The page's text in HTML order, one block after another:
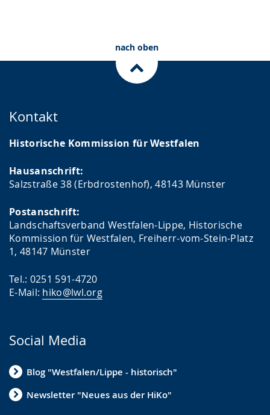
nach oben
Kontakt
Historische Kommission für Westfalen
Hausanschrift:
Salzstraße 38 (Erbdrostenhof), 48143 Münster
Postanschrift:
Landschaftsverband Westfalen-Lippe, Historische
Kommission für Westfalen, Freiherr-vom-Stein-Platz
1, 48147 Münster
Tel.: 0251 591-4720
E-Mail: hiko@lwl.org
Social Media
Blog "Westfalen/Lippe - historisch"
Newsletter "Neues aus der HiKo"